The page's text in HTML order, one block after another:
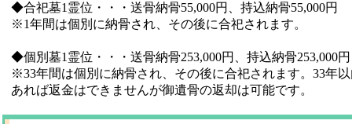
◆合祀墓1霊位・・・送骨納骨55,000円、持込納骨55,000円
※1年間は個別に納骨され、その後に合祀されます。
◆個別墓1霊位・・・送骨納骨253,000円、持込納骨253,000円
※33年間は個別に納骨され、その後に合祀されます。33年
あれば返金はできませんが御遺骨の返却は可能です。